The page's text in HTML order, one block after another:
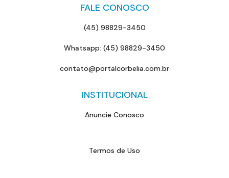
FALE CONOSCO
(45) 98829-3450
Whatsapp: (45) 98829-3450
contato@portalcorbelia.com.br
INSTITUCIONAL
Anuncie Conosco
Termos de Uso